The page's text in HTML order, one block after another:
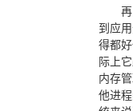
到应
得都
际上
内存
他进